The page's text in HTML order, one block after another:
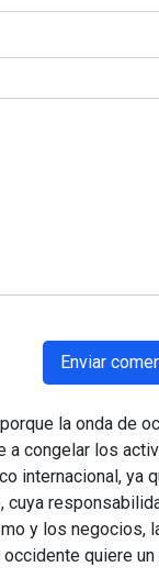
Enviar
la onda de
a congelar los
internacional, ya
cuya
y los negocios,
quiere